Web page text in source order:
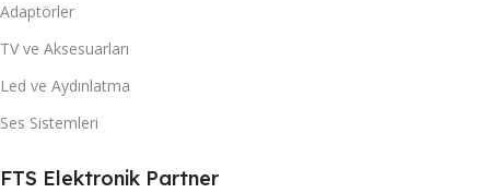
Adaptörler
TV ve Aksesuarları
Led ve Aydınlatma
Ses Sistemleri
FTS Elektronik Partner